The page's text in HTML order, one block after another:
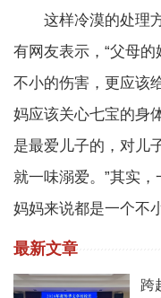
这样冷漠的处理方
有网友表示，“父母
不小的伤害，更应该
妈应该关心七宝的身
是最爱儿子的，对儿
就一味溺爱。”其实
妈妈来说都是一个不
最新文章
跨